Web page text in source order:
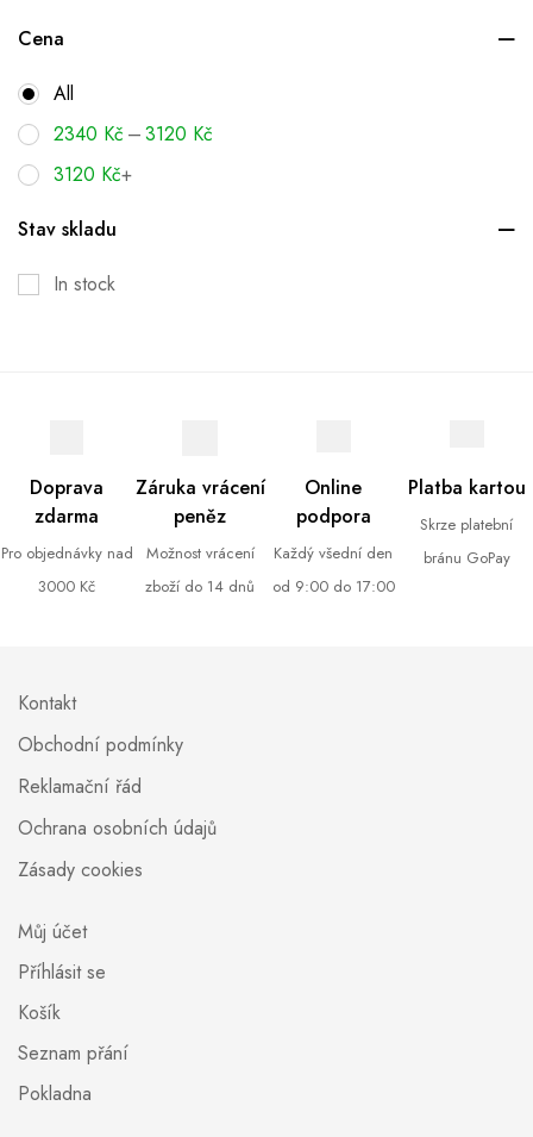
Cena
All
2340 Kč –3120 Kč
3120 Kč+
Stav skladu
In stock
Doprava
zdarma
Pro objednávky nad
3000 Kč
Záruka vrácení
peněz
Možnost vrácení
zboží do 14 dnů
Online
podpora
Každý všední den
od 9:00 do 17:00
Platba kartou
Skrze platební
bránu GoPay
Kontakt
Obchodní podmínky
Reklamační řád
Ochrana osobních údajů
Zásady cookies
Můj účet
Příhlásit se
Košík
Seznam přání
Pokladna